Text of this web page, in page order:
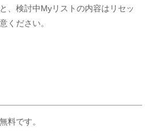
、検討中Myリストの内容はリセッ
ください。
料です。